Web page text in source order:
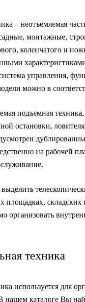
– неотъемлемая
монтажные,
коленчатого и
управления,
можно в
подъемная
остановки,
на рабочей
площадках,
организовать
техника
используется для
нашем каталоге Вы